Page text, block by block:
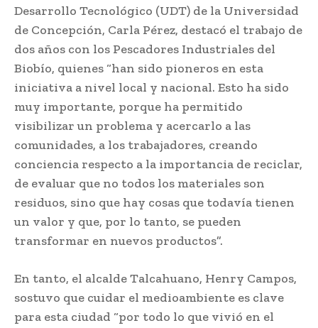
Desarrollo Tecnológico (UDT) de la Universidad
de Concepción, Carla Pérez, destacó el trabajo de
dos años con los Pescadores Industriales del
Biobío, quienes “han sido pioneros en esta
iniciativa a nivel local y nacional. Esto ha sido
muy importante, porque ha permitido
visibilizar un problema y acercarlo a las
comunidades, a los trabajadores, creando
conciencia respecto a la importancia de reciclar,
de evaluar que no todos los materiales son
residuos, sino que hay cosas que todavía tienen
un valor y que, por lo tanto, se pueden
transformar en nuevos productos”.
En tanto, el alcalde Talcahuano, Henry Campos,
sostuvo que cuidar el medioambiente es clave
para esta ciudad “por todo lo que vivió en el